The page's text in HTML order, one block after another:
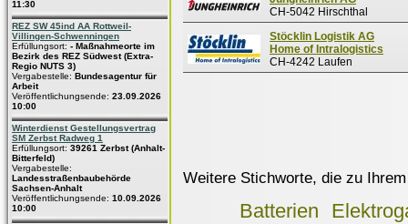
11:30
REZ SW 45ind AA Rottweil-
Villingen-Schwenningen
Erfüllungsort: - Maßnahmeorte im
Bezirk des REZ Südwest (Extra-
Regio NUTS 3)
Vergabestelle: Bundesagentur für
Arbeit
Veröffentlichungsende: 23.09.2026
10:00
Winterdienst Gestellungsvertrag
SM Zerbst Radweg 1
Erfüllungsort: 39261 Zerbst (Anhalt-
Bitterfeld)
Vergabestelle:
Landesstraßenbaubehörde
Sachsen-Anhalt
Veröffentlichungsende: 10.09.2026
10:00
CH-5042 Hirschthal
Stöcklin Logistik AG
Home of Intralogistics
CH-4242 Laufen
Weitere Stichworte, die zu
Batterien